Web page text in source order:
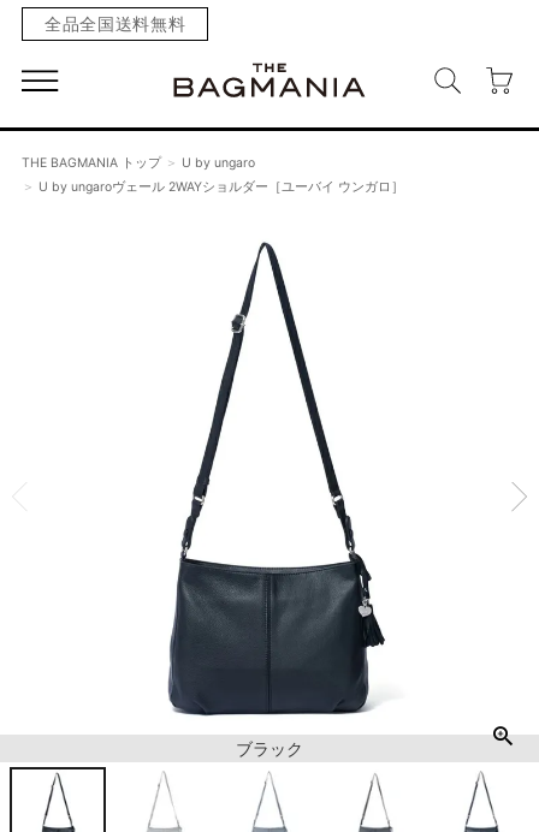
全品全国送料無料
THE BAGMANIA トップ
U by ungaro
U by ungaroヴェール 2WAYショルダー［ユーバイ ウンガロ］
ブラック